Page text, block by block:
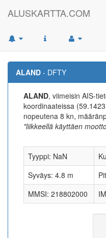
ALUSKARTTA.COM
ALAND - DFTY
ALAND, viimeisin AIS-
koordinaateissa
nopeutena 8 kn,
"liikkeellä käyttäen
Tyyppi: NaN
Syväys: 4.8 m
MMSI: 218802000